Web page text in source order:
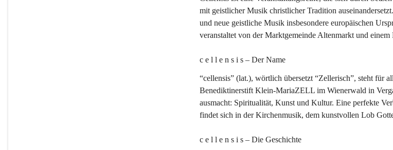
mit geistlicher Musik christlicher Tradition
und neue geistliche Musik insbesondere europäischen
veranstaltet von der Marktgemeinde Altenmarkt und einem
c e l l e n s i s – Der Name
“cellensis” (lat.), wörtlich übersetzt “Zellerisch”, steht für
Benediktinerstift Klein-MariaZELL im Wienerwald in
ausmacht: Spiritualität, Kunst und Kultur. Eine perfekte
findet sich in der Kirchenmusik, dem kunstvollen Lob
c e l l e n s i s – Die Geschichte